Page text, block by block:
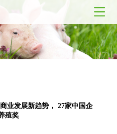
业发展新趋势， 27家中国企
殖奖